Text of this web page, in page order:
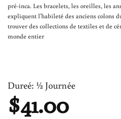
pré-inca. Les bracelets, les oreilles, les
expliquent l'habileté des anciens colons
trouver des collections de textiles et de
monde entier
Dureé: ½ Journée
$41.00